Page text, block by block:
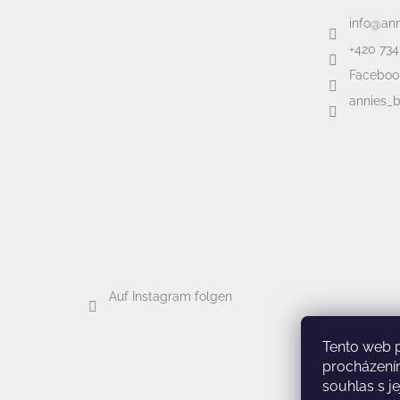
Tento web
souhlas s
Auf Instagram folgen
info@
+420